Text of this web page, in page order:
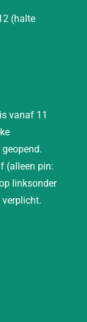
(halte
vanaf 11
(alleen pin:
linksonder
verplicht.